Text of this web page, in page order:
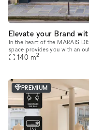
In the heart of the MARAIS
space provides you with an
140 m2
PREMIUM